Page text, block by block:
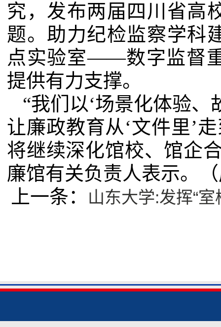
究，发布两届四川省高
题。助力纪检监察学科
点实验室——数字监督
提供有力支撑。
“我们以‘场景化体验
让廉政教育从‘文件里’
将继续深化馆校、馆企
廉馆有关负责人表示。
上一条： 山东大学:发挥“